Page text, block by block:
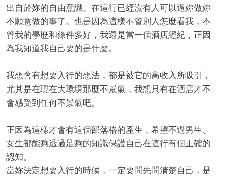
出自於妳的自由意識。在這行已經沒有人可以逼妳做妳
不願意做的事了。也是因為這樣不管別人怎麼看我，不
管我的學歷和條件多好，我還是當一個酒店經紀，正因
為我知道我自己要的是什麼。
我想會有想要入行的想法，都是被它的高收入所吸引，
尤其是在現在大環境那麼不景氣，我想只有在酒店才不
會感受到任何不景氣吧。
正因為這樣才會有這個部落格的產生，希望不過男生、
女生都能夠透過足夠的知識保護自己在這行有個正確的
認知。
當妳決定想要入行的時候，一定要問先問清楚自己，是